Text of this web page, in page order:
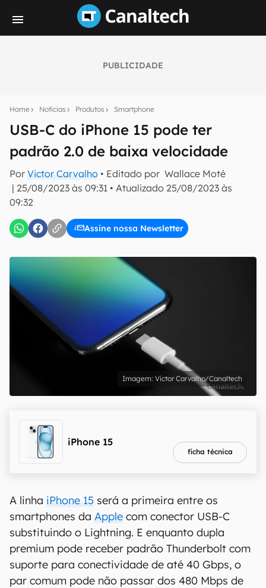
PUBLICIDADE
Home Notícias Produtos Smartphone
USB-C do iPhone 15 pode ter
padrão 2.0 de baixa velocidade
Por Victor Carvalho • Editado por Wallace Moté
| 25/08/2023 às 09:31 • Atualizado 25/08/2023 às
09:32
Assine nossa Newsletter
notícias e reviews sobre tecnologia em primeira
mão.
E-mail
Confirmo que li, aceito e concordo com os
Victor Carvalho/Canaltech
iPhone 15
ficha técnica
A linha iPhone 15 será a primeira entre os
smartphones da Apple com conector USB-C
substituindo o Lightning. E enquanto dupla
premium pode receber padrão Thunderbolt com
suporte para conectividade de até 40 Gbps, o
par comum pode não passar dos 480 Mbps de